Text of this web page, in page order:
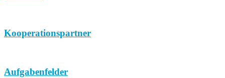
Kooperationspartner
Aufgabenfelder